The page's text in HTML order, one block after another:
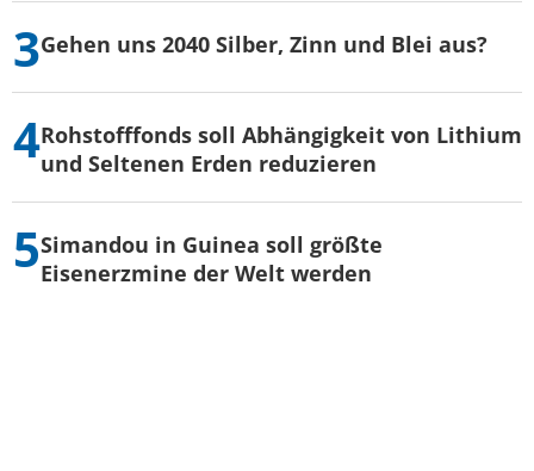
Gehen uns 2040 Silber, Zinn und Blei aus?
Rohstofffonds soll Abhängigkeit von Lithium
und Seltenen Erden reduzieren
Simandou in Guinea soll größte
Eisenerzmine der Welt werden